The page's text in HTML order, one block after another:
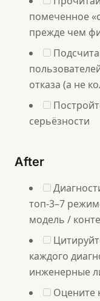
помеченное
прежде чем
отказа (а не
серьёзности
After
топ-3–7
модель /
каждого
инженерные
Оцените